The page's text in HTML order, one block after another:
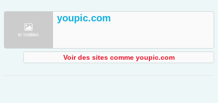
youpic.com
Voir des sites comme youpic.com